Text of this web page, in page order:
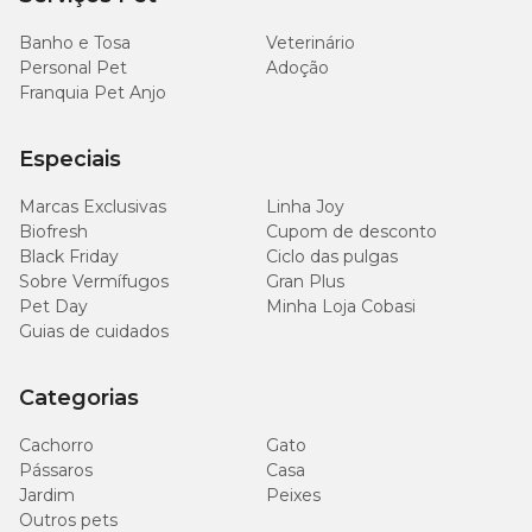
Acima de 5 kg
Contraindicações
Este suplemento não apresenta contraindicações ou efeitos
colaterais.
marca investe continuamente em tecnologias para assegurar
tratamentos cada vez mais eficazes aos animais. Assim, tutores e
seus melhores amigos ficam sempre seguros e felizes!
Banho e Tosa
Veterinário
Personal Pet
Adoção
Franquia Pet Anjo
Especiais
Marcas Exclusivas
Linha Joy
Biofresh
Cupom de desconto
Black Friday
Ciclo das pulgas
Sobre Vermífugos
Gran Plus
Pet Day
Minha Loja Cobasi
Guias de cuidados
Categorias
Cachorro
Gato
Pássaros
Casa
Jardim
Peixes
Outros pets